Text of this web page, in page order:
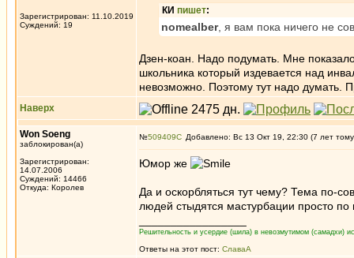
Зарегистрирован: 11.10.2019
Суждений: 19
КИ пишет:
nomealber, я вам пока ничего не
Дзен-коан. Надо подумать. Мне
школьника который издевается над
невозможно. Поэтому тут надо думать.
Наверх
Won Soeng
заблокирован(а)
Зарегистрирован:
14.07.2006
Суждений: 14466
Откуда: Королев
№509409 Добавлено: Вс 13 Окт 19, 22:30 (7 лет
Юмор же
Да и оскорбляться тут чему? Тема по-
людей стыдятся мастурбации просто
Решительность и усердие (шила) в невозмутимом (самадхи)
Ответы на этот пост: СлаваА